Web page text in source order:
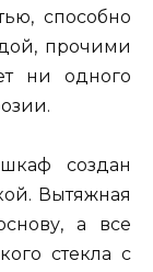
способно
прочими
ни одного
создан
Вытяжная
а все
стекла с